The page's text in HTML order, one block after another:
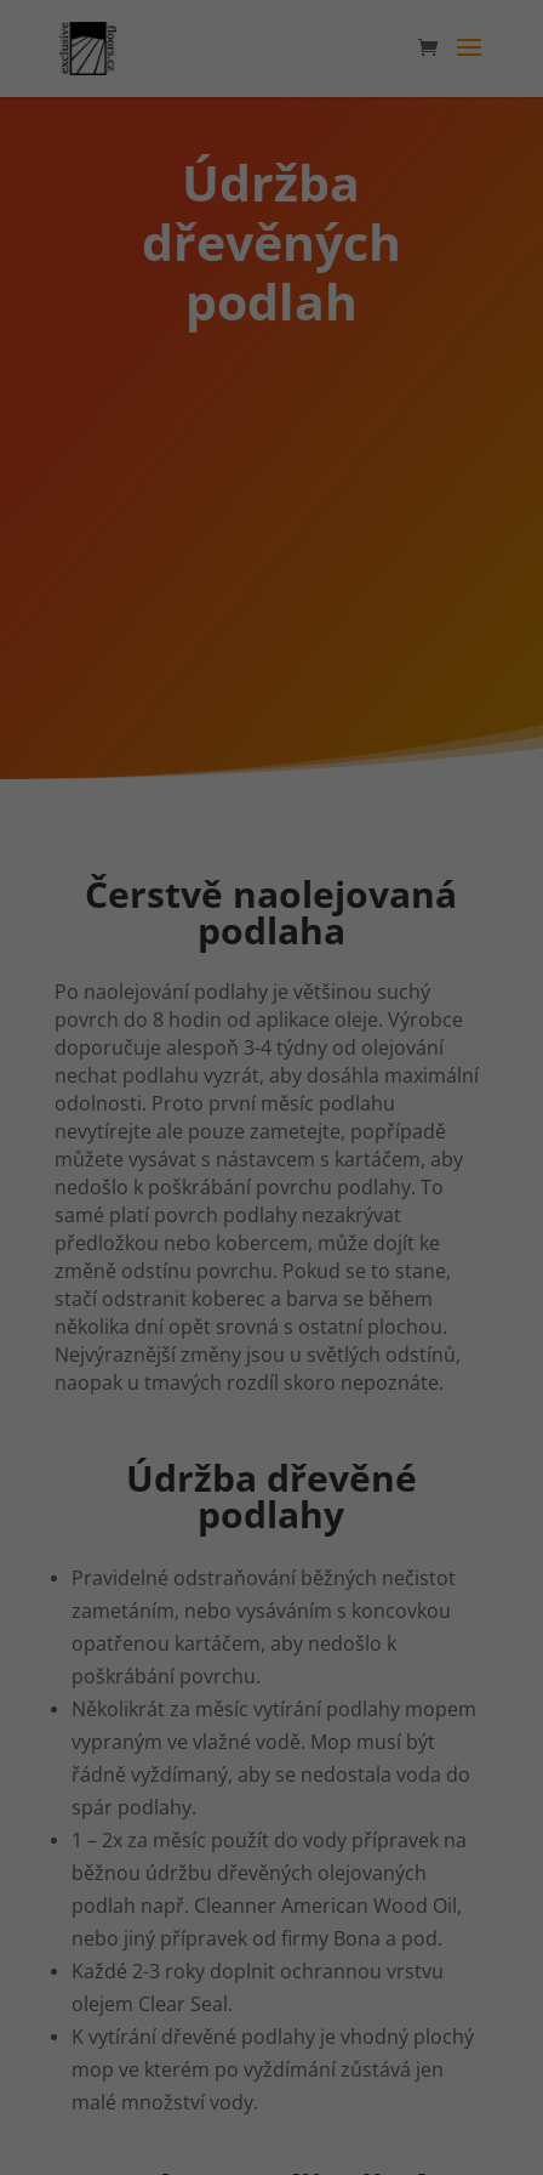
Údržba
dřevěných
podlah
Čerstvě naolejovaná
podlaha
Po naolejování podlahy je většinou suchý
povrch do 8 hodin od aplikace oleje. Výrobce
doporučuje alespoň 3-4 týdny od olejování
nechat podlahu vyzrát, aby dosáhla maximální
odolnosti. Proto první měsíc podlahu
nevytírejte ale pouze zametejte, popřípadě
můžete vysávat s nástavcem s kartáčem, aby
nedošlo k poškrábání povrchu podlahy. To
samé platí povrch podlahy nezakrývat
předložkou nebo kobercem, může dojít ke
změně odstínu povrchu. Pokud se to stane,
stačí odstranit koberec a barva se během
několika dní opět srovná s ostatní plochou.
Nejvýraznější změny jsou u světlých odstínů,
naopak u tmavých rozdíl skoro nepoznáte.
Údržba dřevěné
podlahy
Pravidelné odstraňování běžných nečistot
zametáním, nebo vysáváním s koncovkou
opatřenou kartáčem, aby nedošlo k
poškrábání povrchu.
Několikrát za měsíc vytírání podlahy mopem
vypraným ve vlažné vodě. Mop musí být
řádně vyždímaný, aby se nedostala voda do
spár podlahy.
1 – 2x za měsíc použít do vody přípravek na
běžnou údržbu dřevěných olejovaných
podlah např. Cleanner American Wood Oil,
nebo jiný přípravek od firmy Bona a pod.
Každé 2-3 roky doplnit ochrannou vrstvu
olejem Clear Seal.
K vytírání dřevěné podlahy je vhodný plochý
mop ve kterém po vyždímání zůstává jen
malé množství vody.